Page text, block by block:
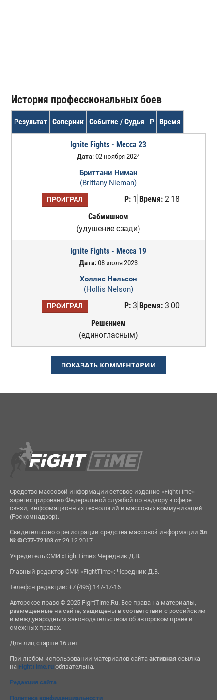
История профессиональных боев
Результат Соперник Событие / Судья Р Время
Ignite Fights - Mecca 23
Дата:02 ноября 2024
Бриттани Ниман
(Brittany Nieman)
ПРОИГРАЛ Р:1 Время:2:18
Сабмишном
(удушение сзади)
Ignite Fights - Mecca 19
Дата:08 июля 2023
Холлис Нельсон
(Hollis Nelson)
ПРОИГРАЛ Р:3 Время:3:00
Решением
(единогласным)
ПОКАЗАТЬ КОММЕНТАРИИ
Средство массовой информации сетевое издание «FightTime»
зарегистрировано Федеральной службой по надзору в сфере
связи, информационных технологий и массовых коммуникаций
(Роскомнадзор).
Свидетельство о регистрации средства массовой информации Эл
№ ФС77-72103от 29.12.2017
Учредитель СМИ «FightTime»: Чередник Д.В.
Главный редактор СМИ «FightTime»: Чередник Д.В.
Телефон редакции: +7 (495) 147-17-16
Авторское право © 2025 FightTime.Ru. Все права на материалы,
размещенные на сайте, защищены в соответствии с российским
и международным законодательством об авторском праве и
смежных правах.
Для лиц старше 16 лет
При любом использовании материалов сайта активнаяссылка
на FightTime.ruобязательна.
Редакция сайта
Политика конфиденциальности